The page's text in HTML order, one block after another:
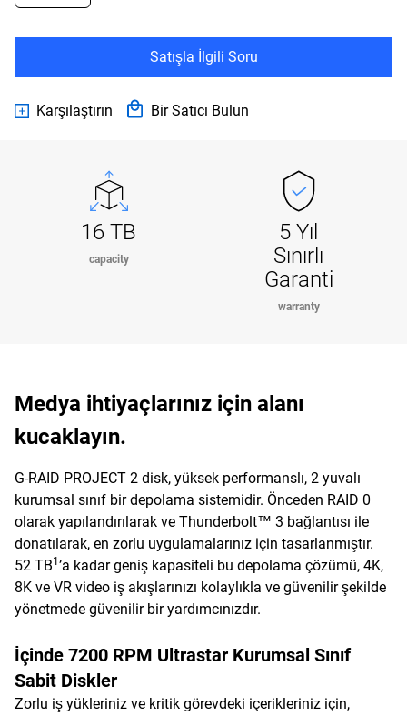
Satışla İlgili Soru
Karşılaştırın Bir Satıcı Bulun
16 TB
capacity
5 Yıl
Sınırlı
Garanti
warranty
Medya ihtiyaçlarınız için alanı
kucaklayın.
G-RAID PROJECT 2 disk, yüksek performanslı, 2 yuvalı
kurumsal sınıf bir depolama sistemidir. Önceden RAID 0
olarak yapılandırılarak ve Thunderbolt™ 3 bağlantısı ile
donatılarak, en zorlu uygulamalarınız için tasarlanmıştır.
52 TB1 ’a kadar geniş kapasiteli bu depolama çözümü, 4K,
8K ve VR video iş akışlarınızı kolaylıkla ve güvenilir şekilde
yönetmede güvenilir bir yardımcınızdır.
İçinde 7200 RPM Ultrastar Kurumsal Sınıf
Sabit Diskler
Zorlu iş yükleriniz ve kritik görevdeki içerikleriniz için,